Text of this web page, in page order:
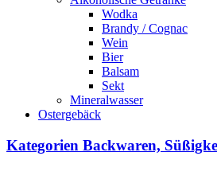
Wodka
Brandy / Cognac
Wein
Bier
Balsam
Sekt
Mineralwasser
Ostergebäck
Kategorien Backwaren,